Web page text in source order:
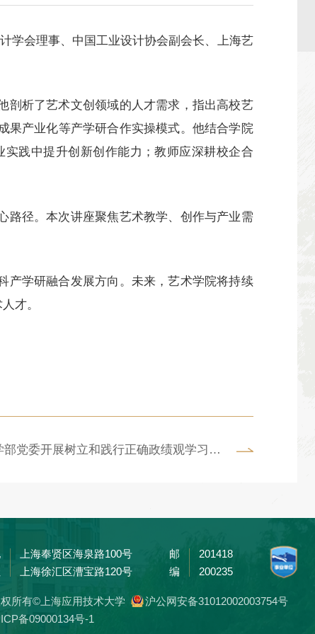
学会理事、中国工业设计协会副会长、上海艺
剖析了艺术文创领域的人才需求，指出高校艺
果产业化等产学研合作实操模式。他结合学院
践中提升创新创作能力；教师应深耕校企合
路径。本次讲座聚焦艺术教学、创作与产业需
产学研融合发展方向。未来，艺术学院将持续
才。
下一篇：【学习教育】化工学部党委开展树立和践行正确政绩观学习教育主题党日活动
上海奉贤区海泉路100号
上海徐汇区漕宝路120号
邮
编
201418
200235
所有©上海应用技术大学
沪公网安备31012002003754号
备09000134号-1